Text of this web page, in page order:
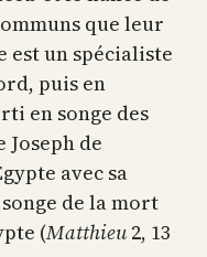
que leur
est un spécialiste
puis en
en songe des
de
avec sa
de la mort
(Matthieu 2, 13